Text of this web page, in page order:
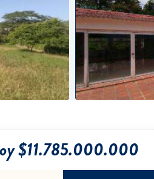
$11.785.000.000